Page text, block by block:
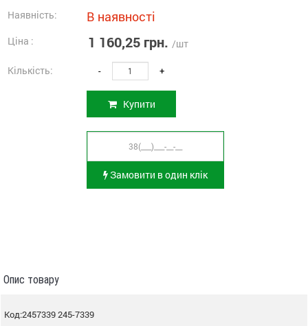
Наявність: В наявності
Ціна : 1 160,25 грн. /шт
Кількість: - +
Купити
Замовити в один клік
Опис товару
Код:2457339 245-7339